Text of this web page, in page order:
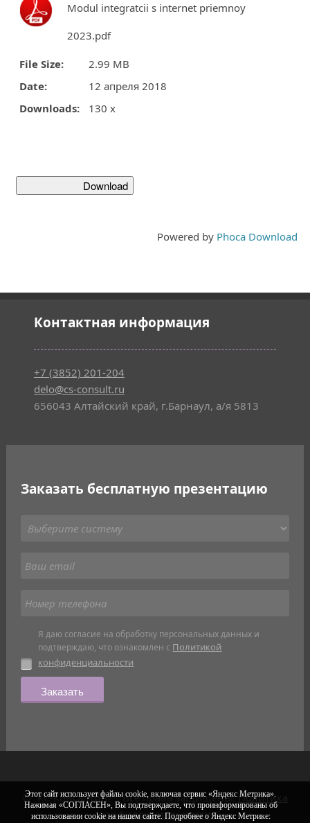
Modul integratcii s internet priemnoy
2023.pdf
File Size:
2.99 MB
Date:
12 апреля 2018
Downloads:
130 x
Powered by Phoca Download
Контактная информация
+7 (3852) 201-204
delo@cs-consult.ru
656043 Алтайский край, г.Барнаул, а/я 5813
Заказать бесплатную презентацию
Я даю согласие на обработку персональных данных и
подтверждаю, что ознакомлен с Политикой
конфиденциальности
Заказать
© "КС-Консалтинг". Все права защищены.Политика
конфиденциальности
Этот сайт использует файлы cookie, включая сервис «Яндекс Метрика».
Нажимая «СОГЛАСЕН», Вы подтверждаете, что проинформированы об
использовании cookie на нашем сайте. Подробнее о Яндекс Метрике: